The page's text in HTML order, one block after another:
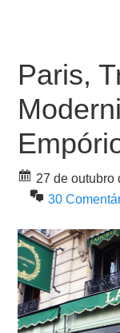
Paris,
27 de outubro
30